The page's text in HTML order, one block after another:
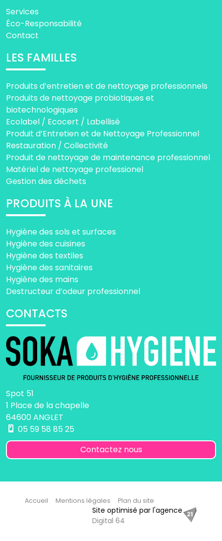
Services
Éco-Responsabilité
Contact
LES FAMILLES
Produits d’entretien et de nettoyage professionnels
Produits de nettoyage probiotiques et
biotechnologiques
Ecolabel / Ecocert / Labellisé
Produit d’Entretien et de Nettoyage Professionnel
Restauration / Collectivité
Produit de nettoyage de maintenance professionnel
Matériel de nettoyage professionel
Gestion des déchets
PRODUITS À LA UNE
Hygiène des sols et surfaces
Hygiène des cuisines
Hygiène des textiles
Hygiène des sanitaires
Hygiène des mains
Destructeur d’odeur professionnel
CONTACTS
Spot 51
1 Place de la chapelle
64600 ANGLET
05 59 58 85 25
Contactez nous
Accueil Mentions légales Plan du site
Site optimisé par l'agence
Digital 64